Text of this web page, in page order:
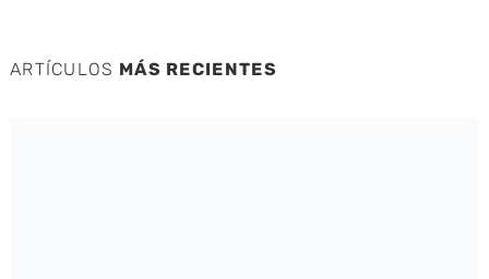
ARTÍCULOS MÁS RECIENTES